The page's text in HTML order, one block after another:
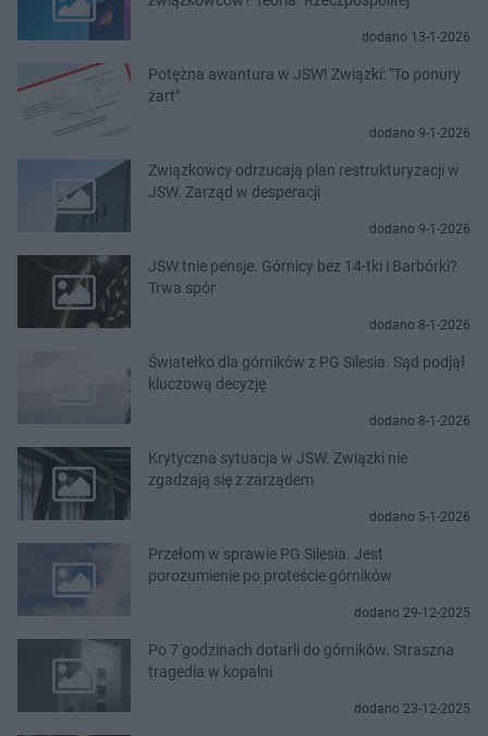
dodano 13-1-2026
Potężna awantura w JSW! Związki: "To ponury
żart"
dodano 9-1-2026
Związkowcy odrzucają plan restrukturyzacji w
JSW. Zarząd w desperacji
dodano 9-1-2026
JSW tnie pensje. Górnicy bez 14-tki i Barbórki?
Trwa spór
dodano 8-1-2026
Światełko dla górników z PG Silesia. Sąd podjął
kluczową decyzję
dodano 8-1-2026
Krytyczna sytuacja w JSW. Związki nie
zgadzają się z zarządem
dodano 5-1-2026
Przełom w sprawie PG Silesia. Jest
porozumienie po proteście górników
dodano 29-12-2025
Po 7 godzinach dotarli do górników. Straszna
tragedia w kopalni
dodano 23-12-2025